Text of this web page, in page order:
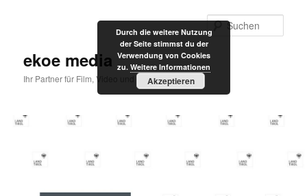
ekoe media
Ihr Partner für Film, Video und Internet
Durch die weitere Nutzung
der Seite stimmst du der
Verwendung von Cookies
zu. Weitere Informationen
Akzeptieren